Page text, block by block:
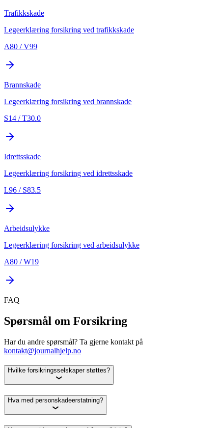
Trafikkskade
Legeerklæring forsikring ved trafikkskade
A80 / V99
Brannskade
Legeerklæring forsikring ved brannskade
S14 / T30.0
Idrettsskade
Legeerklæring forsikring ved idrettsskade
L96 / S83.5
Arbeidsulykke
Legeerklæring forsikring ved arbeidsulykke
A80 / W19
FAQ
Spørsmål om Forsikring
Har du andre spørsmål? Ta gjerne kontakt på
kontakt@journalhjelp.no
Hvilke forsikringsselskaper støttes?
Hva med personskadeerstatning?